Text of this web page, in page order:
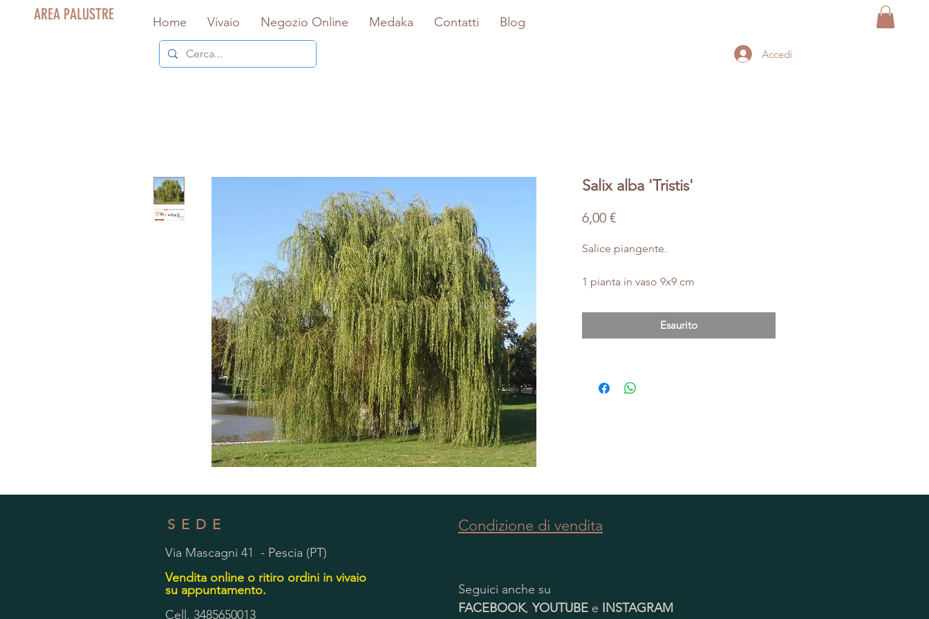
AREA PALUSTRE Home Vivaio Negozio Online Medaka Contatti Blog
Accedi
Salix alba 'Tristis'
6,00 €Prezzo
Salice piangente.
1 pianta in vaso 9x9 cm
Esaurito
SEDE
Via Mascagni 41 - Pescia (PT)
Vendita online o ritiro ordini in vivaio
su appuntamento.
Cell. 3485650013
Condizione di vendita
Seguici anche su
FACEBOOK,YOUTUBE e INSTAGRAM